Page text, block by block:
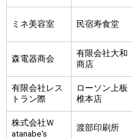
ミネ美容室 民宿寿食堂
森電器商会
有限会社大和
商店
有限会社レス
トラン際
ローソン上板
椎本店
株式会社Ｗ
atanabe's
渡部印刷所